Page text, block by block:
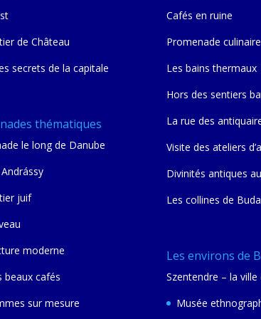
de Château
secrets de la capitale
thématiques
le long de Danube
juif
moderne
beaux cafés
sur mesure
Cafés en ruine
Promenade culinaire
Les bains thermaux
Hors des sentiers
La rue des
Visite des ateliers
Divinités antiques
Les collines de Buda
Les environs de
Szentendre – la
Musée